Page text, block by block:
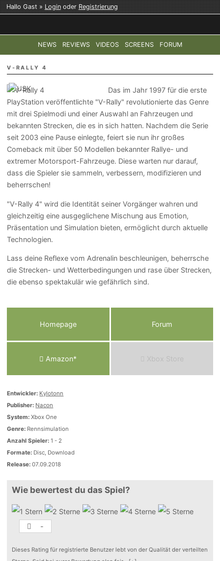
Hallo Gast »LoginoderRegistrierung
NEWS REVIEWS VIDEOS SCREENS FORUM
TOP-THEMEN: COD: MODERN WARFARE 4 HALO:
V-RALLY 4
Das im Jahr 1997 für die erste
PlayStation veröffentlichte "V-Rally" revolutionierte das Genre
mit drei Spielmodi und einer Auswahl an Fahrzeugen und
bekannten Strecken, die es in sich hatten. Nachdem die Serie
seit 2003 eine Pause einlegte, feiert sie nun ihr großes
Comeback mit über 50 Modellen bekannter Rallye- und
extremer Motorsport-Fahrzeuge. Diese warten nur darauf,
dass die Spieler sie sammeln, verbessern, modifizieren und
beherrschen!
"V-Rally 4" wird die Identität seiner Vorgänger wahren und
gleichzeitig eine ausgeglichene Mischung aus Emotion,
Präsentation und Simulation bieten, ermöglicht durch aktuelle
Technologien.
Lass deine Reflexe vom Adrenalin beschleunigen, beherrsche
die Strecken- und Wetterbedingungen und rase über Strecken,
die ebenso spektakulär wie gefährlich sind.
Homepage Forum
Amazon* Xbox Store
Entwickler: Kylotonn
Publisher: Nacon
System: Xbox One
Genre: Rennsimulation
Anzahl Spieler: 1 - 2
Formate: Disc, Download
Release: 07.09.2018
Wie bewertest du das Spiel?
-
Dieses Rating für registrierte Benutzer lebt von der Qualität der verteilten